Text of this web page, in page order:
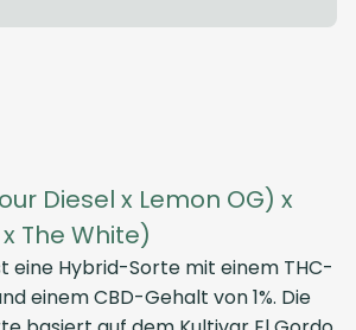
Diesel x Lemon OG) x
The White)
eine Hybrid-Sorte mit einem THC-
einem CBD-Gehalt von 1%. Die